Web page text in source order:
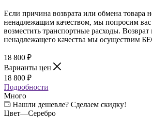
Если причина возврата или обмена товара
ненадлежащим качеством, мы попросим вас
возместить транспортные расходы.
ненадлежащего качества мы осуществим
18 800 ₽
Варианты цен
18 800 ₽
Подробности
Много
Нашли дешевле? Сделаем скидку!
Цвет—Серебро